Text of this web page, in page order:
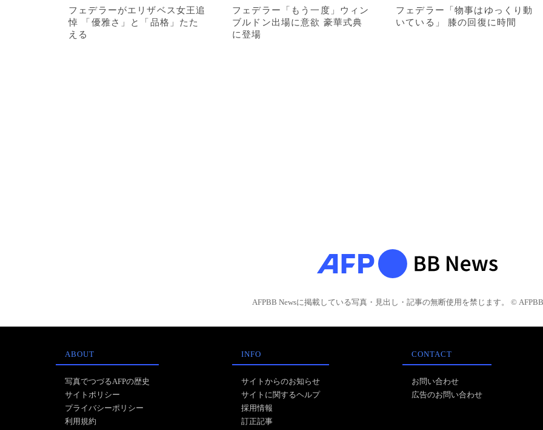
フェデラーがエリザベス女王追
悼 「優雅さ」と「品格」たた
える
フェデラー「もう一度」ウィン
ブルドン出場に意欲 豪華式典
に登場
フェデラー「物事はゆっくり動
いている」 膝の回復に時間
AFPBB Newsに掲載している写真・見出し・記事の無断使用を禁じます。 © AFPBB
ABOUT
写真でつづるAFPの歴史
サイトポリシー
プライバシーポリシー
利用規約
INFO
サイトからのお知らせ
サイトに関するヘルプ
採用情報
訂正記事
CONTACT
お問い合わせ
広告のお問い合わせ